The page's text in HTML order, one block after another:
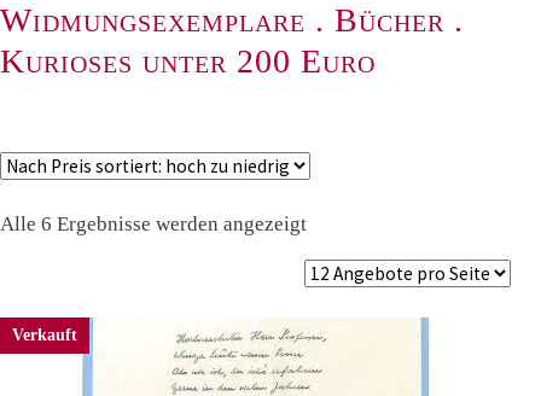
Widmungsexemplare . Bücher .
Kurioses unter 200 Euro
Alle 6 Ergebnisse werden angezeigtNach
sortiert:
Verkauft